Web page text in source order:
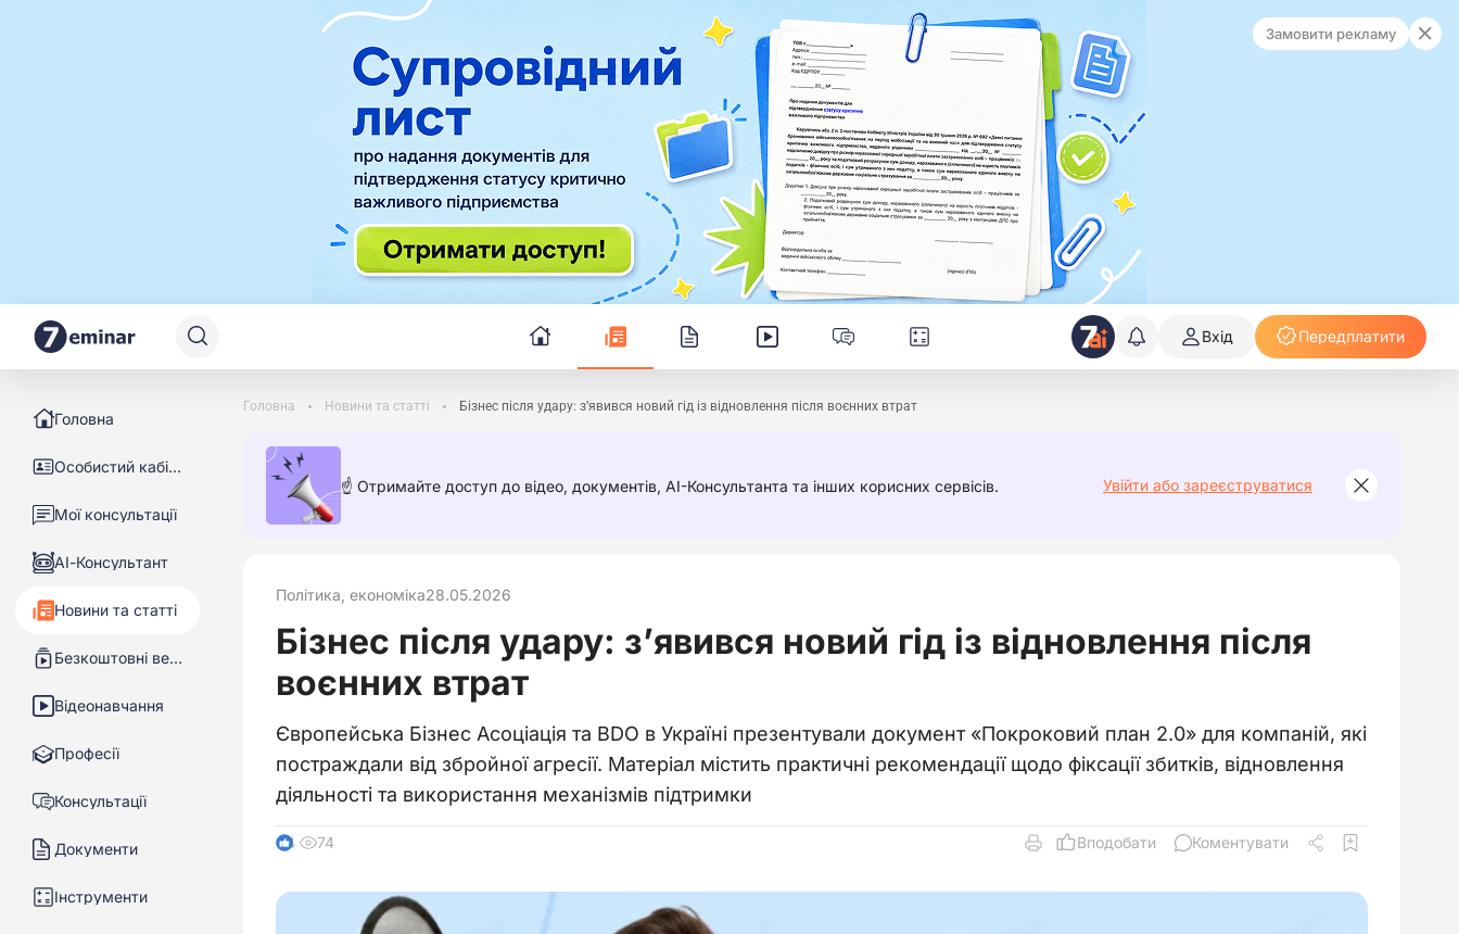
Замовити рекламу
Вхід Передплатити
Головна
Особистий кабінет
Мої консультації
АІ-Консультант
Новини та статті
Безкоштовні вебінари
Відеонавчання
Професії
Консультації
Документи
Інструменти
Головна Новини та статті Бізнес після удару: з’явився новий гід із відновлення після воєнних втрат
☝️ Отримайте доступ до відео, документів, AI-Консультанта та інших корисних сервісів. Увійти або зареєструватися
Політика, економіка28.05.2026
Бізнес після удару: з’явився новий гід із відновлення після
воєнних втрат
Європейська Бізнес Асоціація та BDO в Україні презентували документ «Покроковий план 2.0» для компаній, які
постраждали від збройної агресії. Матеріал містить практичні рекомендації щодо фіксації збитків, відновлення
діяльності та використання механізмів підтримки
4 74 Вподобати Коментувати